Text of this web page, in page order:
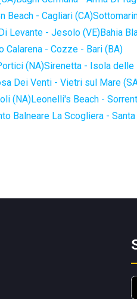
Beach - Cagliari (CA)
Levante - Jesolo (VE)Bahia
Calarena - Cozze - Bari (BA)
(NA)Sirenetta - Isola delle
Dei Venti - Vietri sul Mare
(NA)Leonelli's Beach -
Balneare La Scogliera -